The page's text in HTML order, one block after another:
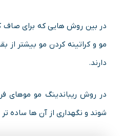
در بین روش هایی که برای صاف
مو و کراتینه کردن مو بیشتر از
دارند.
در روش ریباندینگ مو موهای
شوند و نگهداری از آن ها ساده